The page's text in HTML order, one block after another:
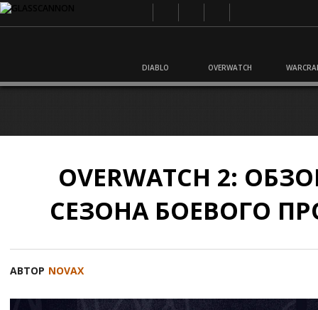
DIABLO OVERWATCH
OVERWATCH 2:
СЕЗОНА БОЕВОГО
АВТОР NOVAX